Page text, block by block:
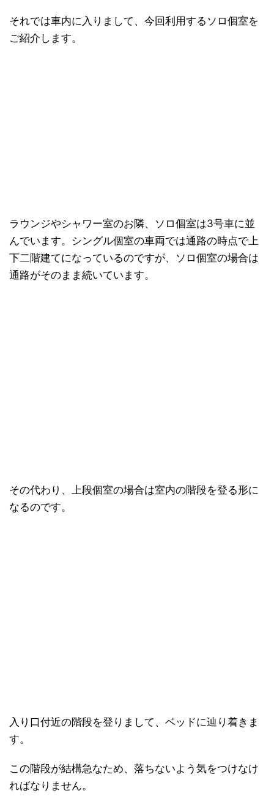
それでは車内に入りまして、今回利用するソロ個室を
ご紹介します。
ラウンジやシャワー室のお隣、ソロ個室は3号車に並
んでいます。シングル個室の車両では通路の時点で上
下二階建てになっているのですが、ソロ個室の場合は
通路がそのまま続いています。
その代わり、上段個室の場合は室内の階段を登る形に
なるのです。
入り口付近の階段を登りまして、ベッドに辿り着きま
す。
この階段が結構急なため、落ちないよう気をつけなけ
ればなりません。